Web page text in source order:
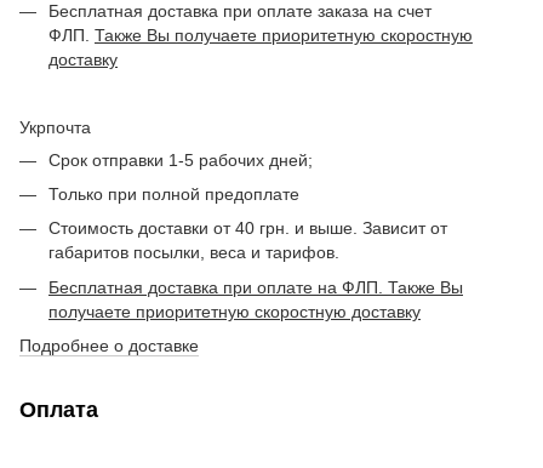
Бесплатная доставка при оплате заказа на счет
ФЛП. Также Вы получаете приоритетную скоростную
доставку
Укрпочта
Срок отправки 1-5 рабочих дней;
Только при полной предоплате
Стоимость доставки от 40 грн. и выше. Зависит от
габаритов посылки, веса и тарифов.
Бесплатная доставка при оплате на ФЛП. Также Вы
получаете приоритетную скоростную доставку
Подробнее о доставке
Оплата